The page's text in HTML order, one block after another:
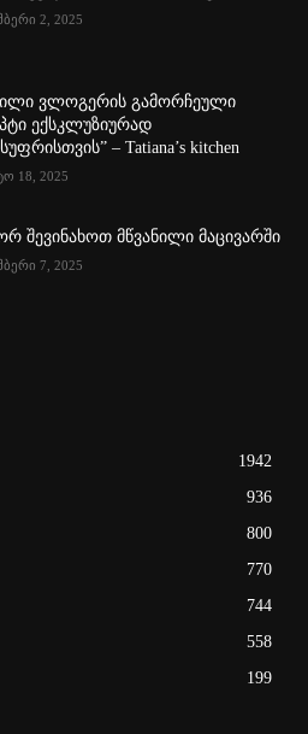
2, 2025
ვლოგერის გამორჩეული
ექსკლუზიურად
– Tatiana’s kitchen
18, 2025
შევინახოთ მწვანილი მაცივარში
7, 2025
1942
936
800
770
744
558
199